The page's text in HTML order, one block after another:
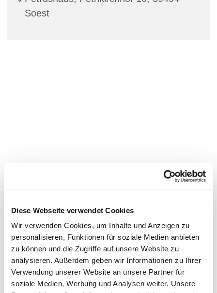
Diese Webseite verwendet Cookies
Wir verwenden Cookies, um Inhalte und Anzeigen zu
personalisieren, Funktionen für soziale Medien anbieten
zu können und die Zugriffe auf unsere Website zu
analysieren. Außerdem geben wir Informationen zu Ihrer
Verwendung unserer Website an unsere Partner für
soziale Medien, Werbung und Analysen weiter. Unsere
Soest
Dies könnte Sie auch
interessieren